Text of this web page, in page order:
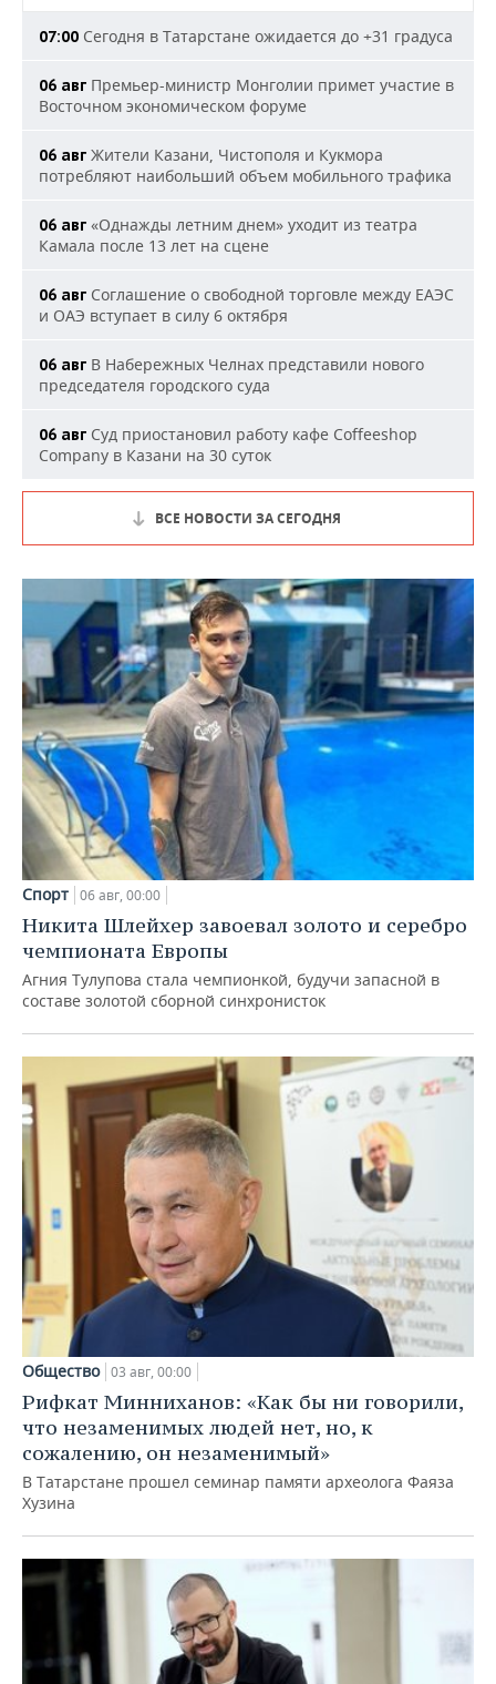
07:00 Сегодня в Татарстане ожидается до +31 градуса
06 авг Премьер-министр Монголии примет участие в
Восточном экономическом форуме
06 авг Жители Казани, Чистополя и Кукмора
потребляют наибольший объем мобильного трафика
06 авг «Однажды летним днем» уходит из театра
Камала после 13 лет на сцене
06 авг Соглашение о свободной торговле между ЕАЭС
и ОАЭ вступает в силу 6 октября
06 авг В Набережных Челнах представили нового
председателя городского суда
06 авг Суд приостановил работу кафе Coffeeshop
Company в Казани на 30 суток
ВСЕ НОВОСТИ ЗА СЕГОДНЯ
Спорт 06 авг, 00:00
Никита Шлейхер завоевал золото и серебро
чемпионата Европы
Агния Тулупова стала чемпионкой, будучи запасной в
составе золотой сборной синхронисток
Общество 03 авг, 00:00
Рифкат Минниханов: «Как бы ни говорили,
что незаменимых людей нет, но, к
сожалению, он незаменимый»
В Татарстане прошел семинар памяти археолога Фаяза
Хузина